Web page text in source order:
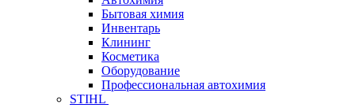
Бытовая химия
Инвентарь
Клининг
Косметика
Оборудование
Профессиональная автохимия
STIHL